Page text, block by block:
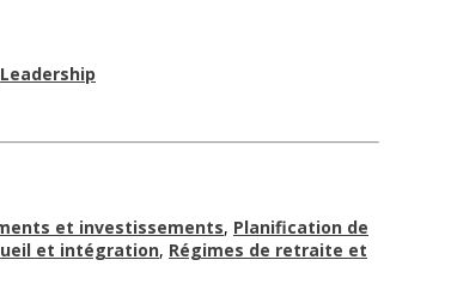
Leadership
et investissements, Planification de
et intégration, Régimes de retraite et